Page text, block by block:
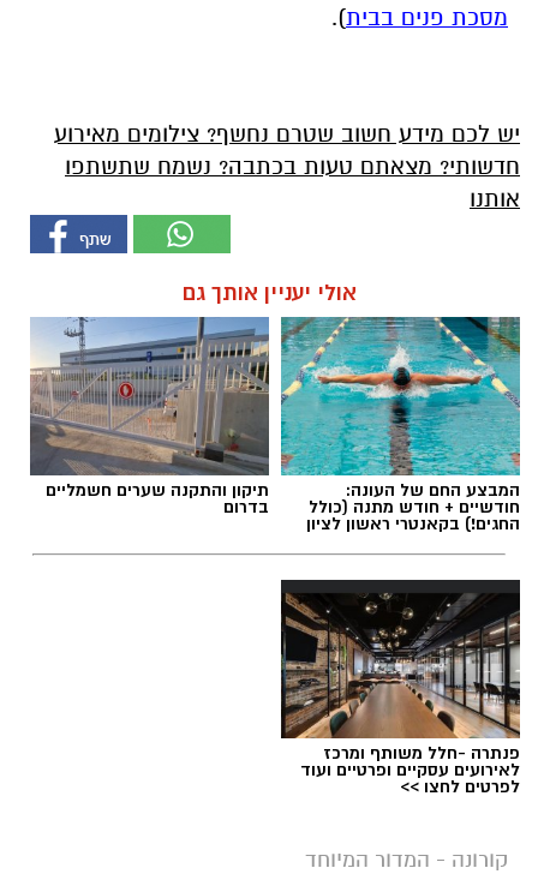
מסכת פנים בבית).
יש לכם מידע חשוב שטרם נחשף? צילומים מאירוע
חדשותי? מצאתם טעות בכתבה? נשמח שתשתפו
אותנו
אולי יעניין אותך גם
המבצע החם של העונה:
חודשיים + חודש מתנה (כולל
החגים!) בקאנטרי ראשון לציון
תיקון והתקנה שערים חשמליים
בדרום
פנתרה -חלל משותף ומרכז
לאירועים עסקיים ופרטיים ועוד
לפרטים לחצו >>
קורונה - המדור המיוחד